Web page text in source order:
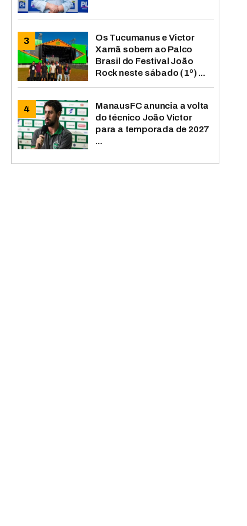
Os Tucumanus e Victor
Xamã sobem ao Palco
Brasil do Festival João
Rock neste sábado (1º) ...
ManausFC anuncia a volta
do técnico João Victor
para a temporada de 2027
...